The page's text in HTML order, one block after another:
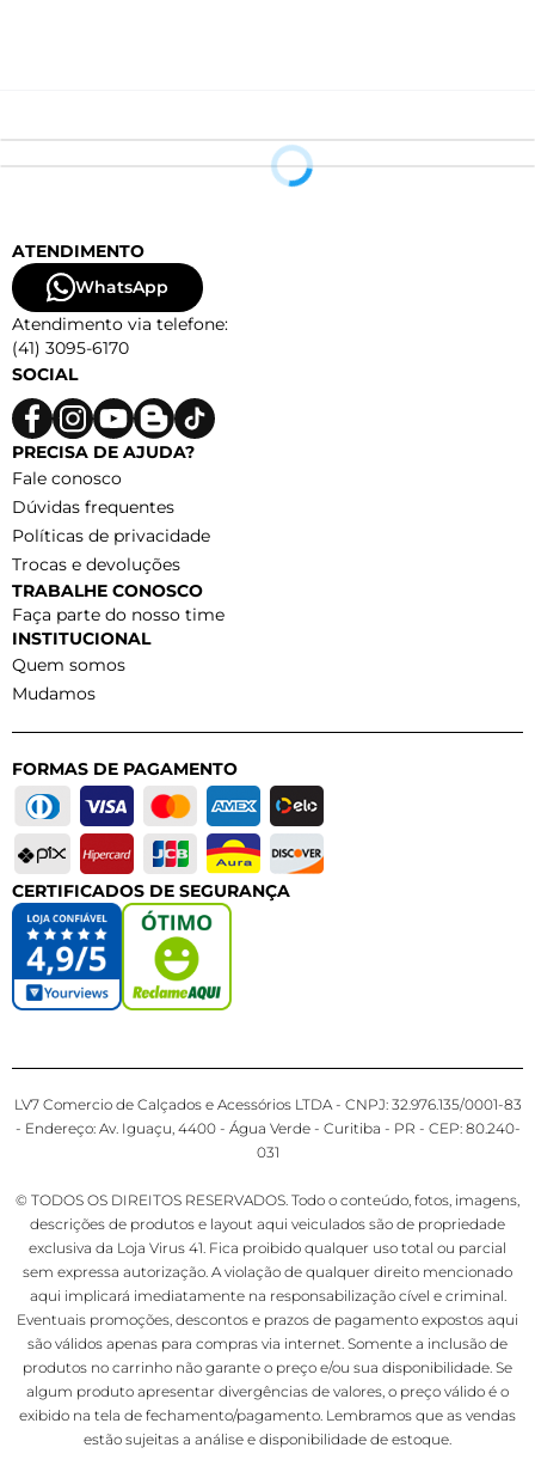
ATENDIMENTO
WhatsApp
Atendimento via telefone:
(41) 3095-6170
SOCIAL
PRECISA DE AJUDA?
Fale conosco
Dúvidas frequentes
Políticas de privacidade
Trocas e devoluções
TRABALHE CONOSCO
Faça parte do nosso time
INSTITUCIONAL
Quem somos
Mudamos
FORMAS DE PAGAMENTO
CERTIFICADOS DE SEGURANÇA
LV7 Comercio de Calçados e Acessórios LTDA - CNPJ: 32.976.135/0001-83
- Endereço: Av. Iguaçu, 4400 - Água Verde - Curitiba - PR - CEP: 80.240-
031
© TODOS OS DIREITOS RESERVADOS. Todo o conteúdo, fotos, imagens,
descrições de produtos e layout aqui veiculados são de propriedade
exclusiva da Loja Virus 41. Fica proibido qualquer uso total ou parcial
sem expressa autorização. A violação de qualquer direito mencionado
aqui implicará imediatamente na responsabilização cível e criminal.
Eventuais promoções, descontos e prazos de pagamento expostos aqui
são válidos apenas para compras via internet. Somente a inclusão de
produtos no carrinho não garante o preço e/ou sua disponibilidade. Se
algum produto apresentar divergências de valores, o preço válido é o
exibido na tela de fechamento/pagamento. Lembramos que as vendas
estão sujeitas a análise e disponibilidade de estoque.